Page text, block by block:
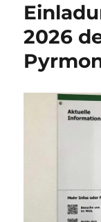
2026